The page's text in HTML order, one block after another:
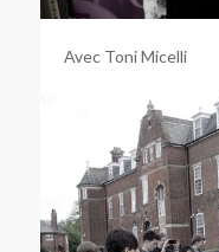
Avec Toni Micelli